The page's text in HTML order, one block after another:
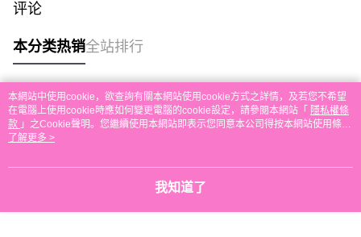
评论
本分类热销全站排行
热门标签
热销排行
本網站中使用cookie，欲查詢有關本網站使用cookie方式之詳情，及若您不希望
在電腦上使用cookie時應如何變更電腦的cookie設定，請參閱本網站「 隱私權條
款 」之Cookie聲明。您繼續使用本網站即表示您同意本公司得按本網站使用條款
之Cookie聲明使用cookie。
了解更多 >
我知道了